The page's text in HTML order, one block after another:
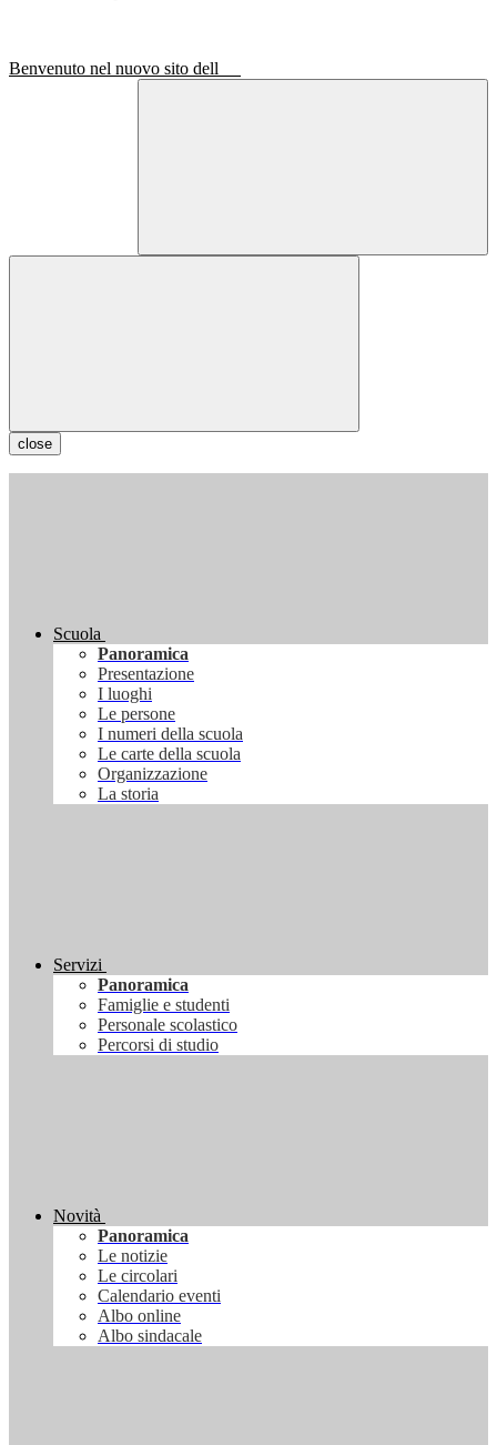
Benvenuto nel nuovo sito dell
close
Scuola
Panoramica
Presentazione
I luoghi
Le persone
I numeri della scuola
Le carte della scuola
Organizzazione
La storia
Servizi
Panoramica
Famiglie e studenti
Personale scolastico
Percorsi di studio
Novità
Panoramica
Le notizie
Le circolari
Calendario eventi
Albo online
Albo sindacale